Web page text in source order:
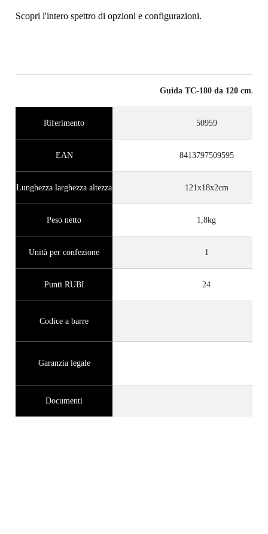
RUBI
Scopri l'intero spettro di opzioni e configurazioni.
Guida TC-180 da 120 cm.
Riferimento 50959
EAN 8413797509595
Lunghezza larghezza altezza 121x18x2cm
Peso netto 1,8kg
Unità per confezione 1
Punti RUBI 24
Codice a barre
Garanzia legale
Documenti